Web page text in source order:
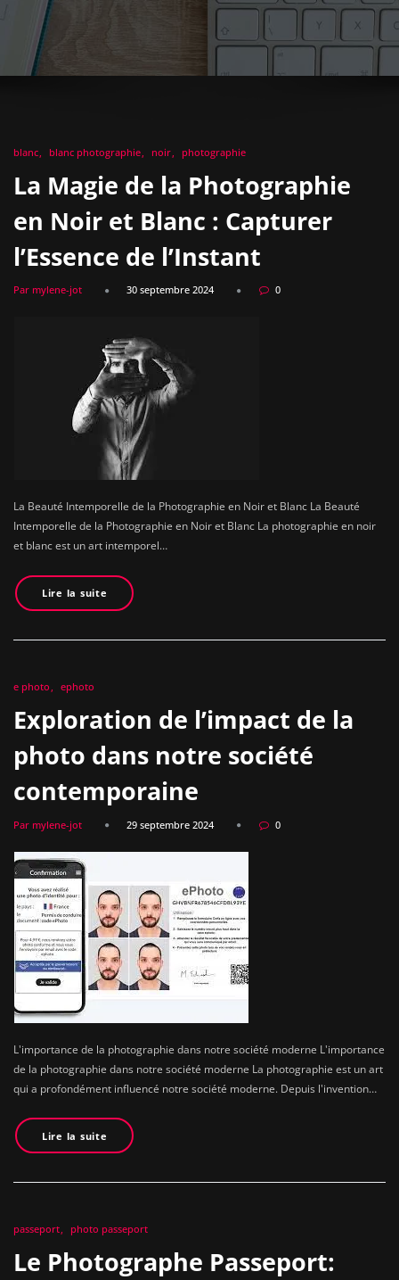
blanc blanc photographie noir photographie
La Magie de la Photographie
en Noir et Blanc : Capturer
l’Essence de l’Instant
Par mylene-jot 30 septembre 2024 0
La Beauté Intemporelle de la Photographie en Noir et Blanc La Beauté
Intemporelle de la Photographie en Noir et Blanc La photographie en noir
et blanc est un art intemporel…
Lire la suite
e photo ephoto
Exploration de l’impact de la
photo dans notre société
contemporaine
Par mylene-jot 29 septembre 2024 0
L'importance de la photographie dans notre société moderne L'importance
de la photographie dans notre société moderne La photographie est un art
qui a profondément influencé notre société moderne. Depuis l'invention…
Lire la suite
passeport photo passeport
Le Photographe Passeport: